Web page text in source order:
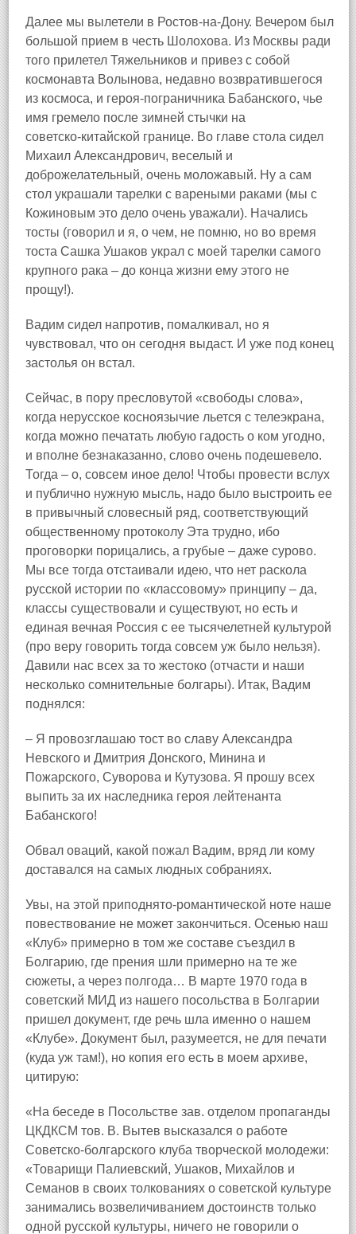
Далее мы вылетели в Ростов‑на‑Дону. Вечером был
большой прием в честь Шолохова. Из Москвы ради
того прилетел Тяжельников и привез с собой
космонавта Волынова, недавно возвратившегося
из космоса, и героя‑пограничника Бабанского, чье
имя гремело после зимней стычки на
советско‑китайской границе. Во главе стола сидел
Михаил Александрович, веселый и
доброжелательный, очень моложавый. Ну а сам
стол украшали тарелки с вареными раками (мы с
Кожиновым это дело очень уважали). Начались
тосты (говорил и я, о чем, не помню, но во время
тоста Сашка Ушаков украл с моей тарелки самого
крупного рака – до конца жизни ему этого не
прощу!).
Вадим сидел напротив, помалкивал, но я
чувствовал, что он сегодня выдаст. И уже под конец
застолья он встал.
Сейчас, в пору пресловутой «свободы слова»,
когда нерусское косноязычие льется с телеэкрана,
когда можно печатать любую гадость о ком угодно,
и вполне безнаказанно, слово очень подешевело.
Тогда – о, совсем иное дело! Чтобы провести вслух
и публично нужную мысль, надо было выстроить ее
в привычный словесный ряд, соответствующий
общественному протоколу Эта трудно, ибо
проговорки порицались, а грубые – даже сурово.
Мы все тогда отстаивали идею, что нет раскола
русской истории по «классовому» принципу – да,
классы существовали и существуют, но есть и
единая вечная Россия с ее тысячелетней культурой
(про веру говорить тогда совсем уж было нельзя).
Давили нас всех за то жестоко (отчасти и наши
несколько сомнительные болгары). Итак, Вадим
поднялся:
– Я провозглашаю тост во славу Александра
Невского и Дмитрия Донского, Минина и
Пожарского, Суворова и Кутузова. Я прошу всех
выпить за их наследника героя лейтенанта
Бабанского!
Обвал оваций, какой пожал Вадим, вряд ли кому
доставался на самых людных собраниях.
Увы, на этой приподнято‑романтической ноте наше
повествование не может закончиться. Осенью наш
«Клуб» примерно в том же составе съездил в
Болгарию, где прения шли примерно на те же
сюжеты, а через полгода… В марте 1970 года в
советский МИД из нашего посольства в Болгарии
пришел документ, где речь шла именно о нашем
«Клубе». Документ был, разумеется, не для печати
(куда уж там!), но копия его есть в моем архиве,
цитирую:
«На беседе в Посольстве зав. отделом пропаганды
ЦКДКСМ тов. В. Вытев высказался о работе
Советско‑болгарского клуба творческой молодежи:
«Товарищи Палиевский, Ушаков, Михайлов и
Семанов в своих толкованиях о советской культуре
занимались возвеличиванием достоинств только
одной русской культуры, ничего не говорили о